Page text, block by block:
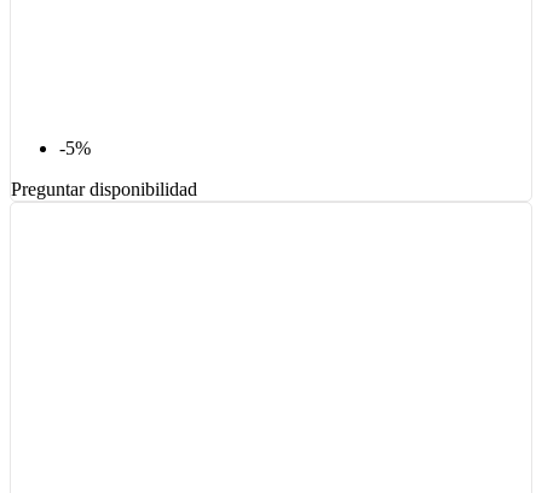
-5%
Preguntar disponibilidad